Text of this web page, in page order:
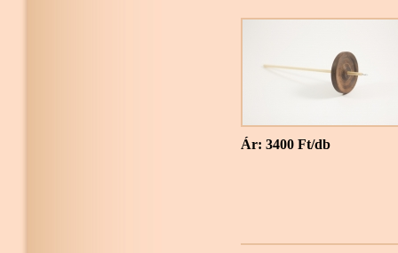
Ár: 3400 Ft/db